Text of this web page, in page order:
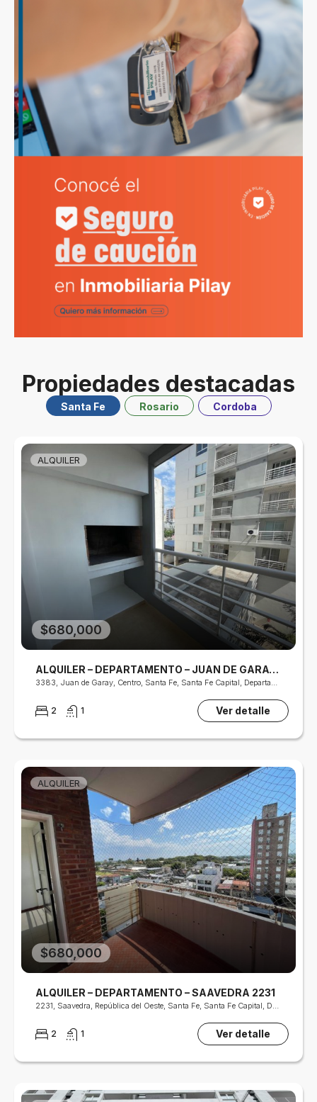
Propiedades destacadas
Santa Fe Rosario Cordoba
ALQUILER
$680,000
ALQUILER – DEPARTAMENTO – JUAN DE GARAY 3347
3383, Juan de Garay, Centro, Santa Fe, Santa Fe Capital, Departamento La Capital, S3000, Argentina
2 1 Ver detalle
ALQUILER
$680,000
ALQUILER – DEPARTAMENTO – SAAVEDRA 2231
2231, Saavedra, República del Oeste, Santa Fe, Santa Fe Capital, Departamento La Capital, Santa Fe, S3000, Argentina
2 1 Ver detalle